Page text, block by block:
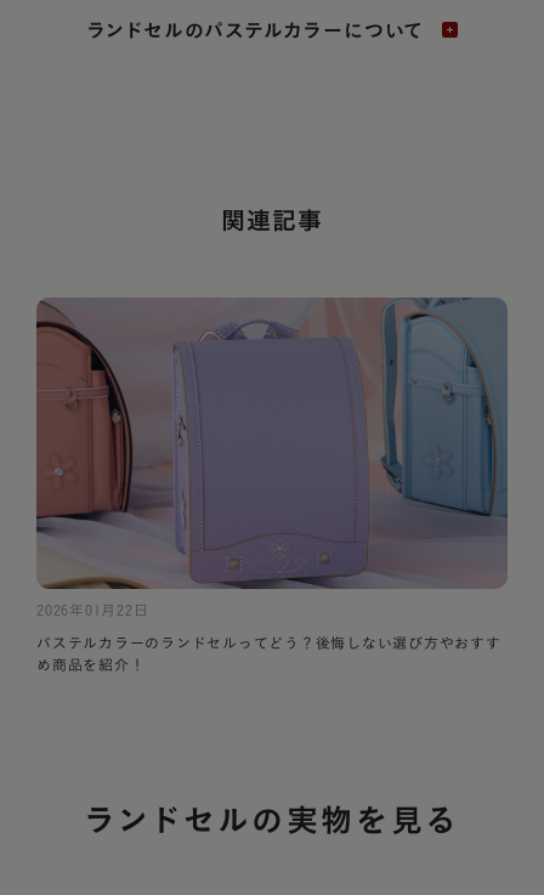
ランドセルのパステルカラーについて
関連記事
2026年01月22日
パステルカラーのランドセルってどう？後悔しない選び方やおすす
め商品を紹介！
ランドセルの実物を見る